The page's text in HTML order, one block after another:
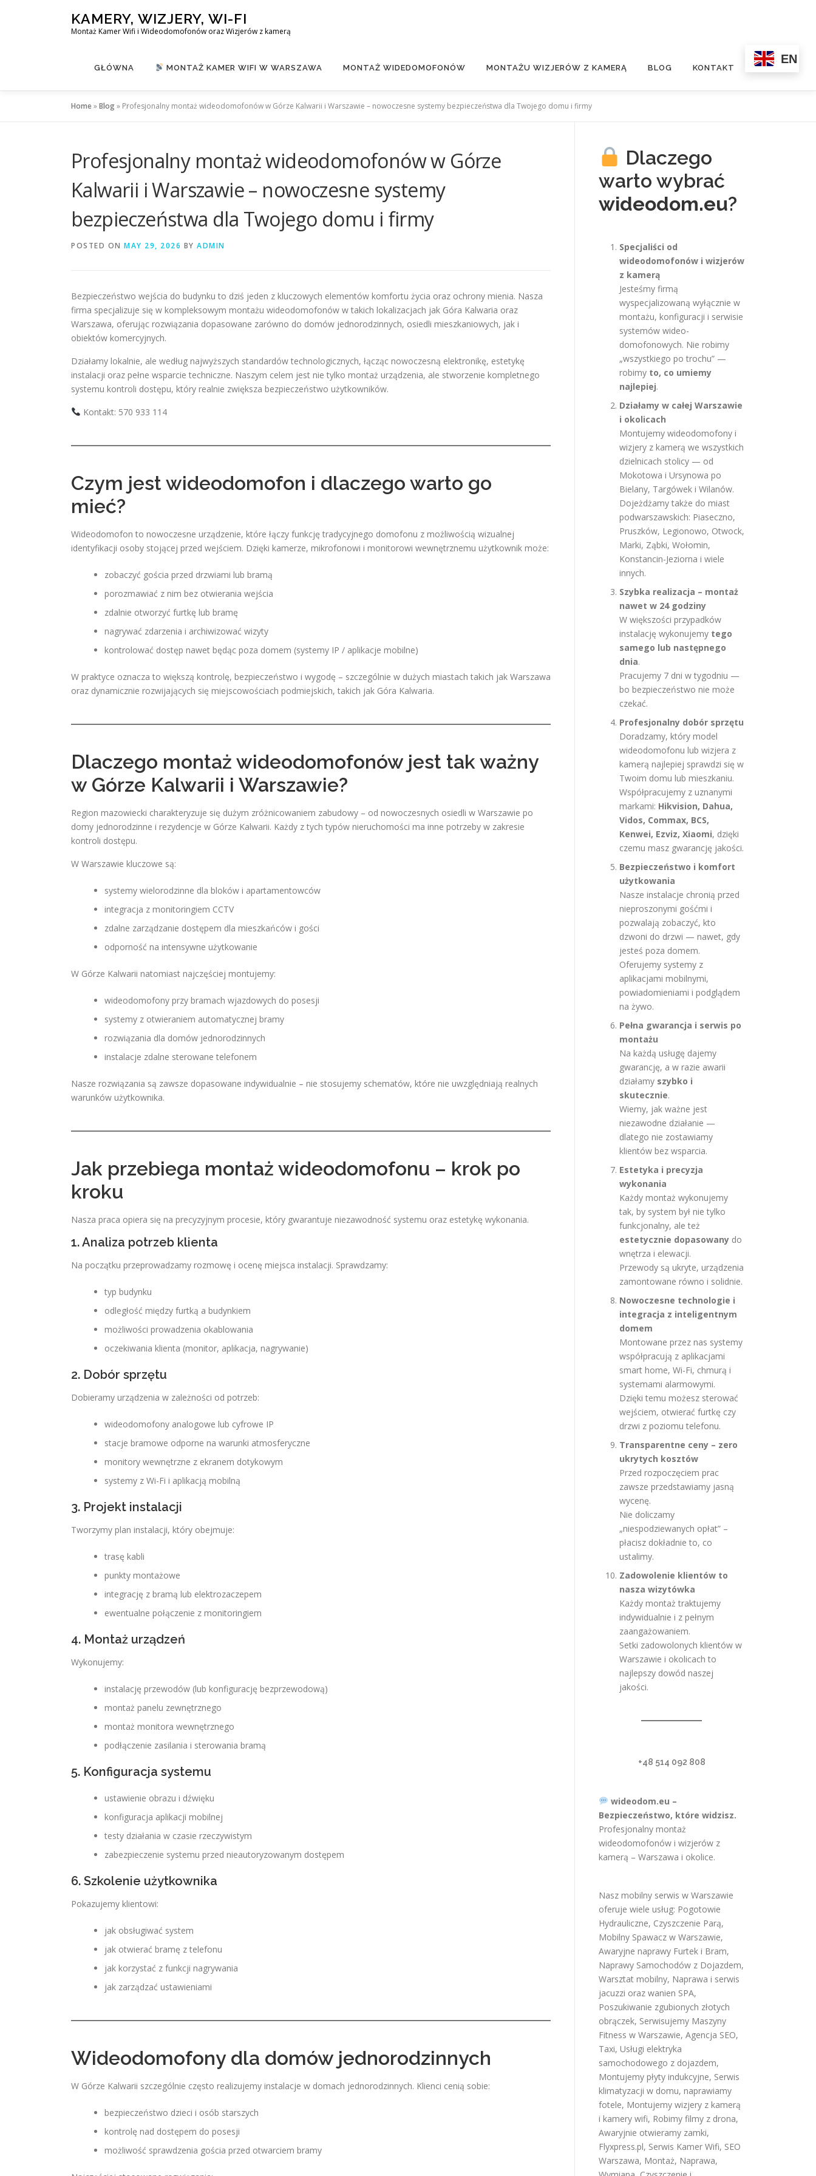
KAMERY, WIZJERY, WI-FI
Montaż Kamer Wifi i Wideodomofonów oraz Wizjerów z kamerą
GŁÓWNA MONTAŻ KAMER WIFI W WARSZAWA MONTAŻ WIDEDOMOFONÓW MONTAŻU WIZJERÓW Z KAMERĄ BLOG KONTAKT
EN
Home»Blog» Profesjonalny montaż wideodomofonów w Górze Kalwarii i Warszawie – nowoczesne systemy bezpieczeństwa dla Twojego domu i firmy
Profesjonalny montaż wideodomofonów w Górze
Kalwarii i Warszawie – nowoczesne systemy
bezpieczeństwa dla Twojego domu i firmy
POSTED ON MAY 29, 2026 BY ADMIN
Bezpieczeństwo wejścia do budynku to dziś jeden z kluczowych elementów komfortu życia oraz ochrony mienia. Nasza
firma specjalizuje się w kompleksowym montażu wideodomofonów w takich lokalizacjach jak Góra Kalwaria oraz
Warszawa, oferując rozwiązania dopasowane zarówno do domów jednorodzinnych, osiedli mieszkaniowych, jak i
obiektów komercyjnych.
Działamy lokalnie, ale według najwyższych standardów technologicznych, łącząc nowoczesną elektronikę, estetykę
instalacji oraz pełne wsparcie techniczne. Naszym celem jest nie tylko montaż urządzenia, ale stworzenie kompletnego
systemu kontroli dostępu, który realnie zwiększa bezpieczeństwo użytkowników.
Kontakt: 570 933 114
Czym jest wideodomofon i dlaczego warto go
mieć?
Wideodomofon to nowoczesne urządzenie, które łączy funkcję tradycyjnego domofonu z możliwością wizualnej
identyfikacji osoby stojącej przed wejściem. Dzięki kamerze, mikrofonowi i monitorowi wewnętrznemu użytkownik może:
zobaczyć gościa przed drzwiami lub bramą
porozmawiać z nim bez otwierania wejścia
zdalnie otworzyć furtkę lub bramę
nagrywać zdarzenia i archiwizować wizyty
kontrolować dostęp nawet będąc poza domem (systemy IP / aplikacje mobilne)
W praktyce oznacza to większą kontrolę, bezpieczeństwo i wygodę – szczególnie w dużych miastach takich jak Warszawa
oraz dynamicznie rozwijających się miejscowościach podmiejskich, takich jak Góra Kalwaria.
Dlaczego montaż wideodomofonów jest tak ważny
w Górze Kalwarii i Warszawie?
Region mazowiecki charakteryzuje się dużym zróżnicowaniem zabudowy – od nowoczesnych osiedli w Warszawie po
domy jednorodzinne i rezydencje w Górze Kalwarii. Każdy z tych typów nieruchomości ma inne potrzeby w zakresie
kontroli dostępu.
W Warszawie kluczowe są:
systemy wielorodzinne dla bloków i apartamentowców
integracja z monitoringiem CCTV
zdalne zarządzanie dostępem dla mieszkańców i gości
odporność na intensywne użytkowanie
W Górze Kalwarii natomiast najczęściej montujemy:
wideodomofony przy bramach wjazdowych do posesji
systemy z otwieraniem automatycznej bramy
rozwiązania dla domów jednorodzinnych
instalacje zdalne sterowane telefonem
Nasze rozwiązania są zawsze dopasowane indywidualnie – nie stosujemy schematów, które nie uwzględniają realnych
warunków użytkownika.
Jak przebiega montaż wideodomofonu – krok po
kroku
Nasza praca opiera się na precyzyjnym procesie, który gwarantuje niezawodność systemu oraz estetykę wykonania.
1. Analiza potrzeb klienta
Na początku przeprowadzamy rozmowę i ocenę miejsca instalacji. Sprawdzamy:
typ budynku
odległość między furtką a budynkiem
możliwości prowadzenia okablowania
oczekiwania klienta (monitor, aplikacja, nagrywanie)
2. Dobór sprzętu
Dobieramy urządzenia w zależności od potrzeb:
wideodomofony analogowe lub cyfrowe IP
stacje bramowe odporne na warunki atmosferyczne
monitory wewnętrzne z ekranem dotykowym
systemy z Wi-Fi i aplikacją mobilną
3. Projekt instalacji
Tworzymy plan instalacji, który obejmuje:
trasę kabli
punkty montażowe
integrację z bramą lub elektrozaczepem
ewentualne połączenie z monitoringiem
4. Montaż urządzeń
Wykonujemy:
instalację przewodów (lub konfigurację bezprzewodową)
montaż panelu zewnętrznego
montaż monitora wewnętrznego
podłączenie zasilania i sterowania bramą
5. Konfiguracja systemu
ustawienie obrazu i dźwięku
konfiguracja aplikacji mobilnej
testy działania w czasie rzeczywistym
zabezpieczenie systemu przed nieautoryzowanym dostępem
6. Szkolenie użytkownika
Pokazujemy klientowi:
jak obsługiwać system
jak otwierać bramę z telefonu
jak korzystać z funkcji nagrywania
jak zarządzać ustawieniami
Wideodomofony dla domów jednorodzinnych
W Górze Kalwarii szczególnie często realizujemy instalacje w domach jednorodzinnych. Klienci cenią sobie:
bezpieczeństwo dzieci i osób starszych
kontrolę nad dostępem do posesji
możliwość sprawdzenia gościa przed otwarciem bramy
Dlaczego
warto wybrać
wideodom.eu?
Specjaliści od
wideodomofonów i wizjerów
z kamerą
Jesteśmy firmą
wyspecjalizowaną wyłącznie w
montażu, konfiguracji i serwisie
systemów wideo-
domofonowych. Nie robimy
„wszystkiego po trochu” —
robimy to, co umiemy
najlepiej.
Działamy w całej Warszawie
i okolicach
Montujemy wideodomofony i
wizjery z kamerą we wszystkich
dzielnicach stolicy — od
Mokotowa i Ursynowa po
Bielany, Targówek i Wilanów.
Dojeżdżamy także do miast
podwarszawskich: Piaseczno,
Pruszków, Legionowo, Otwock,
Marki, Ząbki, Wołomin,
Konstancin-Jeziorna i wiele
innych.
Szybka realizacja – montaż
nawet w 24 godziny
W większości przypadków
instalację wykonujemy tego
samego lub następnego
dnia.
Pracujemy 7 dni w tygodniu —
bo bezpieczeństwo nie może
czekać.
Profesjonalny dobór sprzętu
Doradzamy, który model
wideodomofonu lub wizjera z
kamerą najlepiej sprawdzi się w
Twoim domu lub mieszkaniu.
Współpracujemy z uznanymi
markami: Hikvision, Dahua,
Vidos, Commax, BCS,
Kenwei, Ezviz, Xiaomi, dzięki
czemu masz gwarancję jakości.
Bezpieczeństwo i komfort
użytkowania
Nasze instalacje chronią przed
nieproszonymi gośćmi i
pozwalają zobaczyć, kto
dzwoni do drzwi — nawet, gdy
jesteś poza domem.
Oferujemy systemy z
aplikacjami mobilnymi,
powiadomieniami i podglądem
na żywo.
Pełna gwarancja i serwis po
montażu
Na każdą usługę dajemy
gwarancję, a w razie awarii
działamy szybko i
skutecznie.
Wiemy, jak ważne jest
niezawodne działanie —
dlatego nie zostawiamy
klientów bez wsparcia.
Estetyka i precyzja
wykonania
Każdy montaż wykonujemy
tak, by system był nie tylko
funkcjonalny, ale też
estetycznie dopasowany do
wnętrza i elewacji.
Przewody są ukryte, urządzenia
zamontowane równo i solidnie.
Nowoczesne technologie i
integracja z inteligentnym
domem
Montowane przez nas systemy
współpracują z aplikacjami
smart home, Wi-Fi, chmurą i
systemami alarmowymi.
Dzięki temu możesz sterować
wejściem, otwierać furtkę czy
drzwi z poziomu telefonu.
Transparentne ceny – zero
ukrytych kosztów
Przed rozpoczęciem prac
zawsze przedstawiamy jasną
wycenę.
Nie doliczamy
„niespodziewanych opłat” –
płacisz dokładnie to, co
ustalimy.
Zadowolenie klientów to
nasza wizytówka
Każdy montaż traktujemy
indywidualnie i z pełnym
zaangażowaniem.
Setki zadowolonych klientów w
Warszawie i okolicach to
najlepszy dowód naszej
jakości.
+48 514 092 808
wideodom.eu –
Bezpieczeństwo, które widzisz.
Profesjonalny montaż
wideodomofonów i wizjerów z
kamerą – Warszawa i okolice.
Nasz mobilny serwis w Warszawie
oferuje wiele usług: Pogotowie
Hydrauliczne, Czyszczenie Parą,
Mobilny Spawacz w Warszawie,
Awaryjne naprawy Furtek i Bram,
Naprawy Samochodów z Dojazdem,
Warsztat mobilny, Naprawa i serwis
jacuzzi oraz wanien SPA,
Poszukiwanie zgubionych złotych
obrączek, Serwisujemy Maszyny
Fitness w Warszawie, Agencja SEO,
Taxi, Usługi elektryka
samochodowego z dojazdem,
Montujemy płyty indukcyjne, Serwis
klimatyzacji w domu, naprawiamy
fotele, Montujemy wizjery z kamerą
i kamery wifi, Robimy filmy z drona,
Awaryjnie otwieramy zamki,
Flyxpress.pl, Serwis Kamer Wifi, SEO
Warszawa, Montaż, Naprawa,